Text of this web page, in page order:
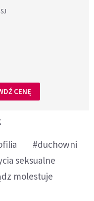
CENĘ
#duchowni
seksualne
molestuje